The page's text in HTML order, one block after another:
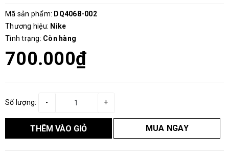
Mã sản phẩm: DQ4068-002
Thương hiệu: Nike
Tình trạng: Còn hàng
700.000₫
Số lượng: +
-
THÊM VÀO GIỎ MUA NGAY